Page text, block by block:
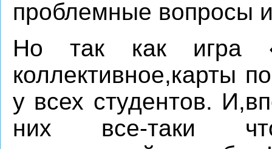
проблемные вопросы
Но так как игра
коллективное,карты
у всех студентов.
них все-таки